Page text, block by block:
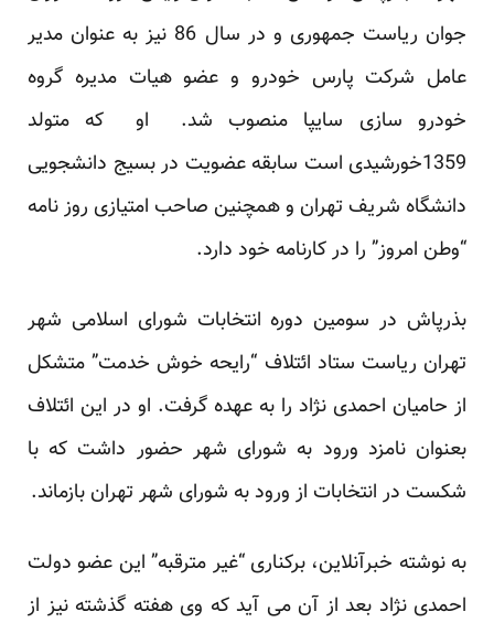
جوان ریاست جمهوری و در سال 86 نیز به عنوان مدیر
عامل شرکت پارس خودرو و عضو هیات مدیره گروه
خودرو سازی سایپا منصوب شد. او که متولد
1359خورشیدی است سابقه عضویت در بسیج دانشجویی
دانشگاه شریف تهران و همچنین صاحب امتیازی روز نامه
“وطن امروز” را در کارنامه خود دارد.
بذرپاش در سومین دوره انتخابات شورای اسلامی شهر
تهران ریاست ستاد ائتلاف “رایحه خوش خدمت” متشکل
از حامیان احمدی نژاد را به عهده گرفت. او در این ائتلاف
بعنوان نامزد ورود به شورای شهر حضور داشت که با
شکست در انتخابات از ورود به شورای شهر تهران بازماند.
به نوشته خبرآنلاین، برکناری “غیر مترقبه” این عضو دولت
احمدی نژاد بعد از آن می آید که وی هفته گذشته نیز از